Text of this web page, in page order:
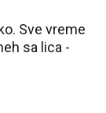
Sve vreme
sa lica -